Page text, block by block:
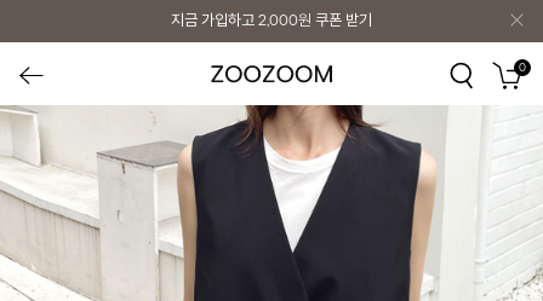
지금 가입하고 2,000원 쿠폰 받기
0